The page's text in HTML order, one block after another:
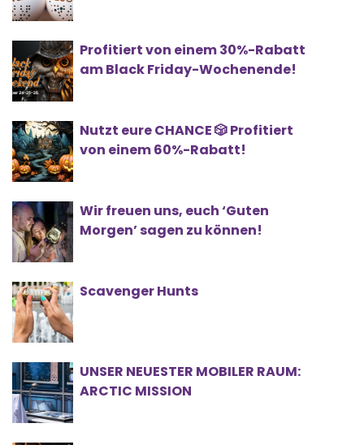
Profitiert von einem 30%-Rabatt
am Black Friday-Wochenende!
Nutzt eure CHANCE 🎲 Profitiert
von einem 60%-Rabatt!
Wir freuen uns, euch ‘Guten
Morgen’ sagen zu können!
Scavenger Hunts
UNSER NEUESTER MOBILER RAUM:
ARCTIC MISSION